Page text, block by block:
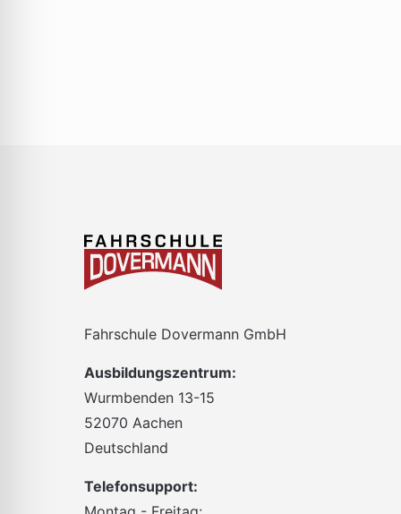
Fahrschule Dovermann GmbH
Ausbildungszentrum:
Wurmbenden 13-15
52070 Aachen
Deutschland
Telefonsupport: